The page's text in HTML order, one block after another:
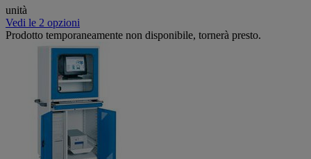
unità
Vedi le 2 opzioni
Prodotto temporaneamente non disponibile, tornerà presto.